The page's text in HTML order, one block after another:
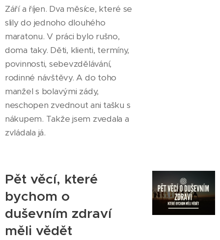
Září a říjen. Dva měsíce, které se
slily do jednoho dlouhého
maratonu. V práci bylo rušno,
doma taky. Děti, klienti, termíny,
povinnosti, sebevzdělávání,
rodinné návštěvy. A do toho
manžel s bolavými zády,
neschopen zvednout ani tašku s
nákupem. Takže jsem zvedala a
zvládala já.
Pět věcí, které
bychom o
duševním zdraví
měli vědět